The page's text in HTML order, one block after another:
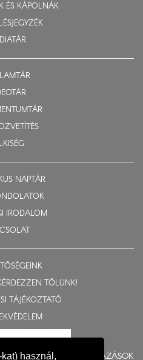
használ,
ÉS KÁPOLNÁK
NAPTÁR
IRODALOM
TŐLÜNK!
TÁJÉKOZTATÓ
BERUHÁZÁSOK